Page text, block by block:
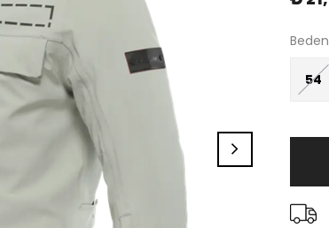
Beden
54